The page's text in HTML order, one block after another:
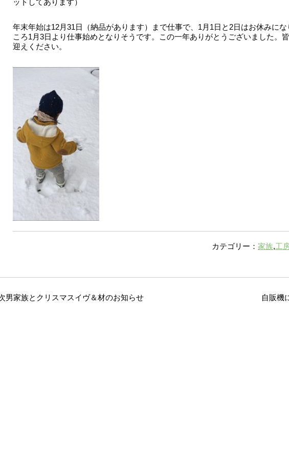
ットしてあります）
年末年始は12月31日（納品があります）まで仕事で、1月1日と2日はお休みにな
ころ1月3日より仕事始めとなりそうです。この一年ありがとうございました。
迎えください。
カテゴリー： 家族,工
男家族とクリスマスイヴ＆材のお知らせ 自販機